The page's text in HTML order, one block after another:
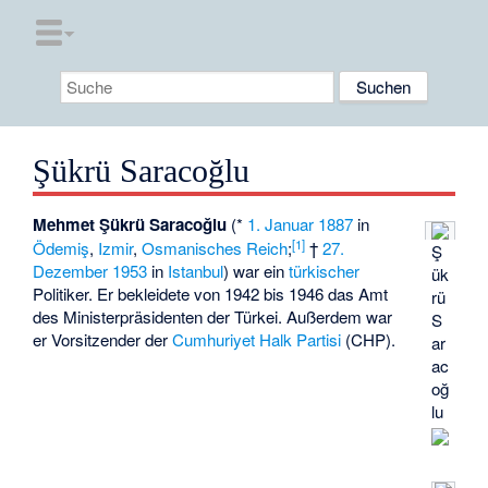
Şükrü Saracoğlu
Ş
ük
rü
S
ar
ac
oğ
lu
Mehmet Şükrü Saracoğlu (* 1. Januar 1887 in
Ödemiş, Izmir,Osmanisches Reich;[1] †27.
Dezember 1953 in Istanbul) war eintürkischer
Politiker. Er bekleidete von 1942 bis 1946 das Amt
des Ministerpräsidenten der Türkei. Außerdem war
er Vorsitzender derCumhuriyet Halk Partisi (CHP).